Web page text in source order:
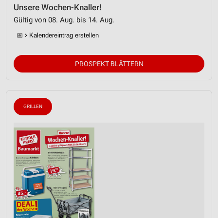
Unsere Wochen-Knaller!
Gültig von 08. Aug. bis 14. Aug.
📅 Kalendereintrag erstellen
PROSPEKT BLÄTTERN
GRILLEN